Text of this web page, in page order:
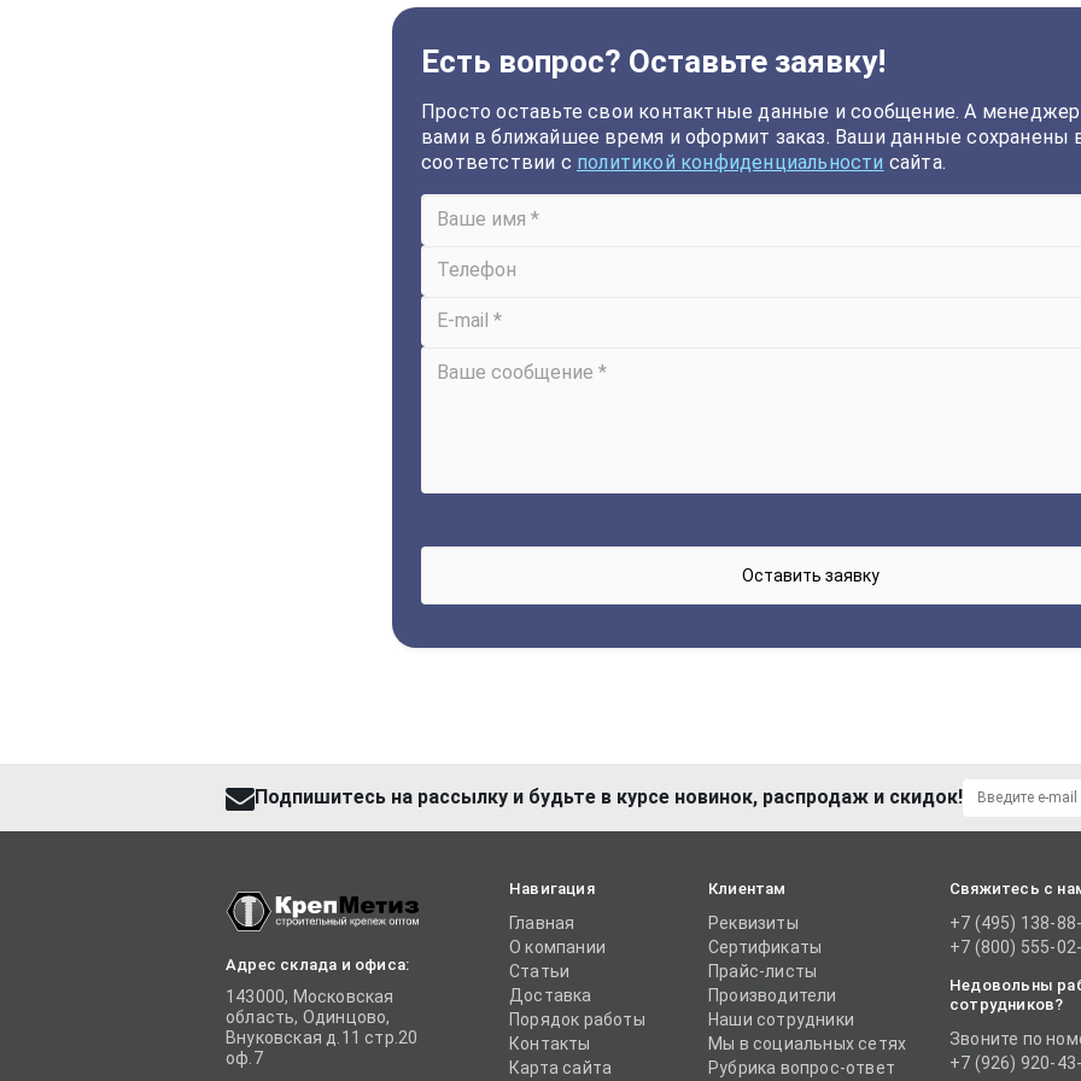
Есть вопрос? Оставьте заявку!
Просто оставьте свои контактные данные и сообщение. А
вами в ближайшее время и оформит заказ. Ваши данные сохранены
соответствии с политикой конфиденциальности сайта.
Подпишитесь на рассылку и будьте в курсе новинок, распродаж и скидок!
Адрес склада и офиса:
143000, Московская
область, Одинцово,
Внуковская д.11 стр.20
оф.7
Навигация
Главная
О компании
Статьи
Доставка
Порядок работы
Контакты
Карта сайта
Клиентам
Реквизиты
Сертификаты
Прайс-листы
Производители
Наши сотрудники
Мы в социальных сетях
Рубрика вопрос-ответ
Свяжитесь с
+7 (495) 138-
+7 (800) 555-
Недовольны
сотрудников?
Звоните по
+7 (926) 920-